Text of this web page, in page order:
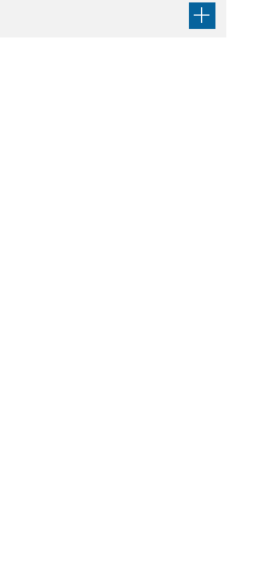
Obtenir l'article